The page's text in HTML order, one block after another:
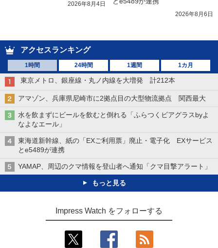
2026年8月4日
2026年8月6日
アクセスランキング
1時間 24時間 1週間 1カ月
東京メトロ、銀座線・丸ノ内線を大増発 計212本
アマゾン、兵庫県尼崎市に2拠点目の大型物流拠点 関西最大
水を飲まずにビールを飲むと倒れる「ふらつくビアグラスbyよ
なよなエール」
東海道新幹線、紙の「EXご利用票」廃止・電子化 EXサービス
とe5489が連携
YAMAP、周辺のクマ情報を登山者へ通知「クマ目撃アラート」
もっと見る
Impress Watch をフォローする